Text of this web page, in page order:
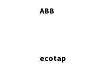
ABB
ecotap